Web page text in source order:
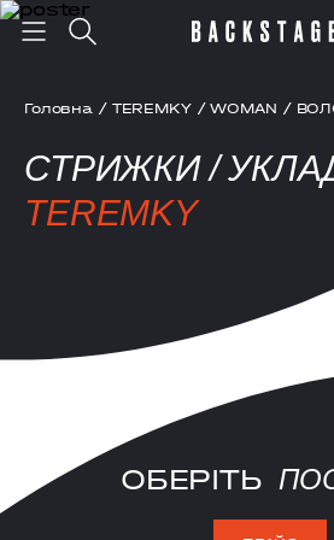
Головна / TEREMKY / WOMAN /
СТРИЖКИ /
TEREMKY
ОБЕРІТЬ